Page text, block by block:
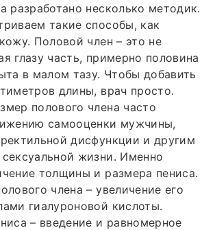
разработано несколько методик.
такие способы, как
Половой член – это не
глазу часть, примерно половина
в малом тазу. Чтобы добавить
длины, врач просто.
полового члена часто
самооценки мужчины,
дисфункции и другим
жизни. Именно
толщины и размера пениса.
члена – увеличение его
гиалуроновой кислоты.
– введение и равномерное